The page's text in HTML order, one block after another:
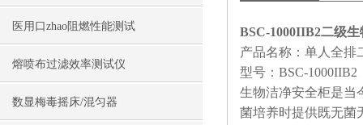
医用口zhao阻燃性能测试
熔喷布过滤效率测试仪
数显梅毒摇床/混匀器
BSC-1000IIB2二级
产品名称：单人全排
型号：BSC-1000IIB2
生物洁净安全柜是当
菌培养时提供既无菌